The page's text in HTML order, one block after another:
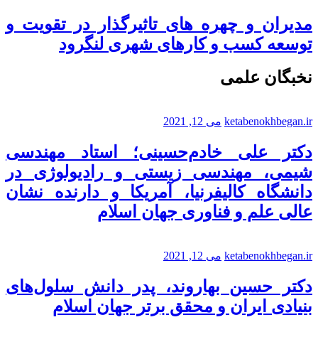
مدیران و چهره های تاثیرگذار در تقویت و
توسعه کسب و کارهای شهری لنگرود
نخبگان علمی
ketabenokhbegan.ir می 12, 2021
دکتر علی خادم‌حسینی؛ استاد مهندسی
شیمی، مهندسی زیستی و رادیولوژی در
دانشگاه کالیفرنیا، آمریکا و دارنده نشان
عالی علم و فناوری جهان اسلام
ketabenokhbegan.ir می 12, 2021
دکتر حسین بهاروند، پدر دانش سلول‌های
بنیادی ایران و محقق برتر جهان اسلام